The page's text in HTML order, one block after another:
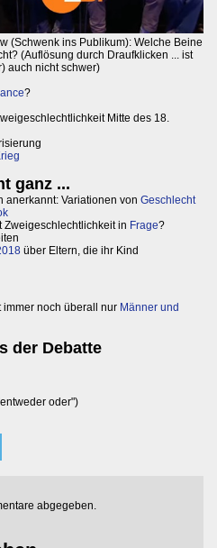
(Schwenk ins Publikum): Welche Beine
(Auflösung durch Draufklicken ... ist
auch nicht schwer)
?
Mitte des 18.
ganz ...
anerkannt: Variationen von Geschlecht
Zweigeschlechtlichkeit in Frage?
über Eltern, die ihr Kind
immer noch überall nur Männer und
der Debatte
oder")
abgegeben.